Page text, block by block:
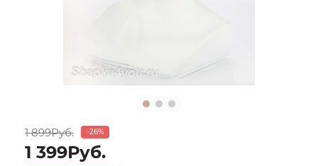
1 899Руб. -26%
1 399Руб.